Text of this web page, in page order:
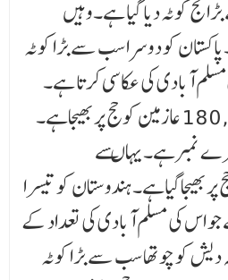
حج کوٹہ دیا گیا ہے۔وہیں
کو دوسرا سب سے بڑا کوٹہ
آبادی کی عکاسی کرتا ہے۔
پاکستان نے اس بار 180,000 عازمین کوحج پربھیجاہے۔
نمبرہے۔یہاںسے
کوحج پربھیجاگیاہے۔ہندوستان کو تیسرا
اس کی مسلم آبادی کی تعداد کے
کو چوتھا سب سے بڑا کوٹہ